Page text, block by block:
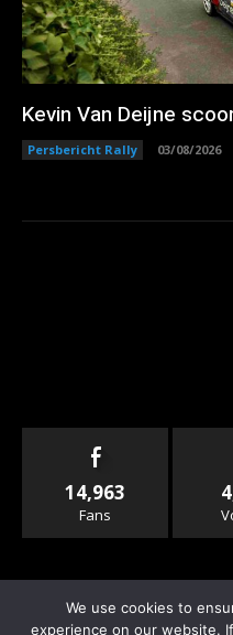
Kevin Van Deijne
Persbericht Rally 03/08/2026
14,963
Fans
We use cookies to
experience on our website.